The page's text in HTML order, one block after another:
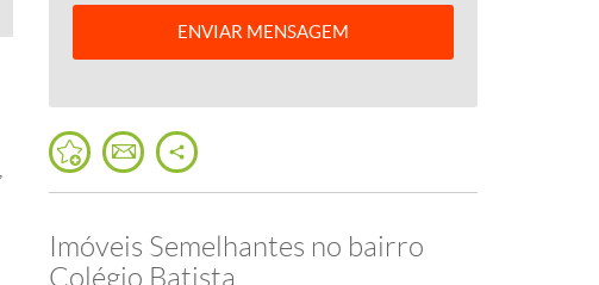
ENVIAR MENSAGEM
Imóveis Semelhantes no bairro
Colégio Batista